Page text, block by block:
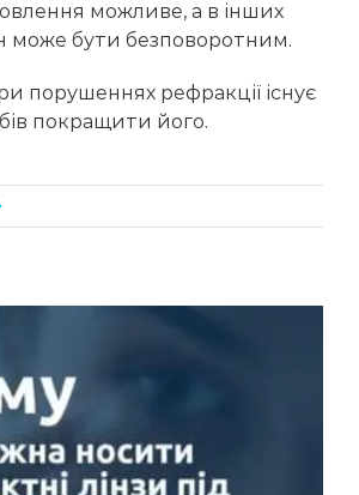
можливе, а в інших
може бути безповоротним.
порушеннях рефракції існує
покращити його.